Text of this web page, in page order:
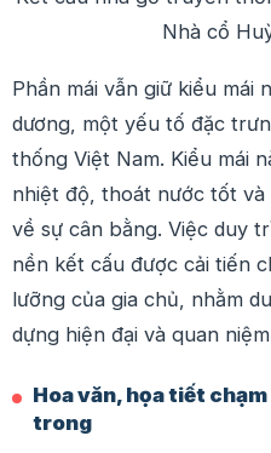
Nhà cổ
Phần mái vẫn giữ kiểu mái
dương, một yếu tố đặc
thống Việt Nam. Kiểu mái
nhiệt độ, thoát nước tốt
về sự cân bằng. Việc duy
nền kết cấu được cải tiến
lưỡng của gia chủ, nhằm
dựng hiện đại và quan
Hoa văn, họa tiết
trong